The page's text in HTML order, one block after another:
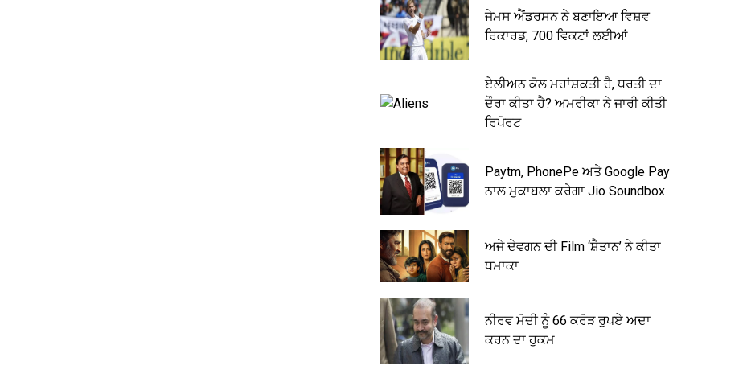
ਜੇਮਸ ਐਂਡਰਸਨ ਨੇ ਬਣਾਇਆ ਵਿਸ਼ਵ
ਰਿਕਾਰਡ, 700 ਵਿਕਟਾਂ ਲਈਆਂ
ਏਲੀਅਨ ਕੋਲ ਮਹਾਂਸ਼ਕਤੀ ਹੈ, ਧਰਤੀ ਦਾ
ਦੌਰਾ ਕੀਤਾ ਹੈ? ਅਮਰੀਕਾ ਨੇ ਜਾਰੀ ਕੀਤੀ
ਰਿਪੋਰਟ
Paytm, PhonePe ਅਤੇ Google Pay
ਨਾਲ ਮੁਕਾਬਲਾ ਕਰੇਗਾ Jio Soundbox
ਅਜੇ ਦੇਵਗਨ ਦੀ Film ‘ਸ਼ੈਤਾਨ’ ਨੇ ਕੀਤਾ
ਧਮਾਕਾ
ਨੀਰਵ ਮੋਦੀ ਨੂੰ 66 ਕਰੋੜ ਰੁਪਏ ਅਦਾ
ਕਰਨ ਦਾ ਹੁਕਮ